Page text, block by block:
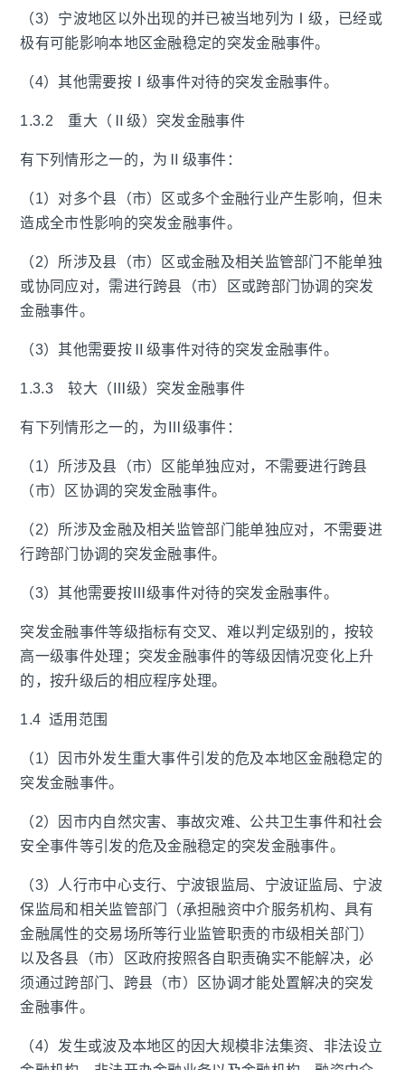
（3）宁波地区以外出现的并已被当地列为Ⅰ级，已经或
极有可能影响本地区金融稳定的突发金融事件。
（4）其他需要按Ⅰ级事件对待的突发金融事件。
1.3.2 重大（Ⅱ级）突发金融事件
有下列情形之一的，为Ⅱ级事件：
（1）对多个县（市）区或多个金融行业产生影响，但未
造成全市性影响的突发金融事件。
（2）所涉及县（市）区或金融及相关监管部门不能单独
或协同应对，需进行跨县（市）区或跨部门协调的突发
金融事件。
（3）其他需要按Ⅱ级事件对待的突发金融事件。
1.3.3 较大（Ⅲ级）突发金融事件
有下列情形之一的，为Ⅲ级事件：
（1）所涉及县（市）区能单独应对，不需要进行跨县
（市）区协调的突发金融事件。
（2）所涉及金融及相关监管部门能单独应对，不需要进
行跨部门协调的突发金融事件。
（3）其他需要按Ⅲ级事件对待的突发金融事件。
突发金融事件等级指标有交叉、难以判定级别的，按较
高一级事件处理；突发金融事件的等级因情况变化上升
的，按升级后的相应程序处理。
1.4 适用范围
（1）因市外发生重大事件引发的危及本地区金融稳定的
突发金融事件。
（2）因市内自然灾害、事故灾难、公共卫生事件和社会
安全事件等引发的危及金融稳定的突发金融事件。
（3）人行市中心支行、宁波银监局、宁波证监局、宁波
保监局和相关监管部门（承担融资中介服务机构、具有
金融属性的交易场所等行业监管职责的市级相关部门）
以及各县（市）区政府按照各自职责确实不能解决，必
须通过跨部门、跨县（市）区协调才能处置解决的突发
金融事件。
（4）发生或波及本地区的因大规模非法集资、非法设立